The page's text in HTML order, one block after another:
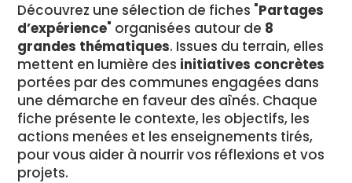
Découvrez une sélection de fiches "Partages
d’expérience" organisées autour de 8
grandes thématiques. Issues du terrain, elles
mettent en lumière des initiatives concrètes
portées par des communes engagées dans
une démarche en faveur des aînés. Chaque
fiche présente le contexte, les objectifs, les
actions menées et les enseignements tirés,
pour vous aider à nourrir vos réflexions et vos
projets.